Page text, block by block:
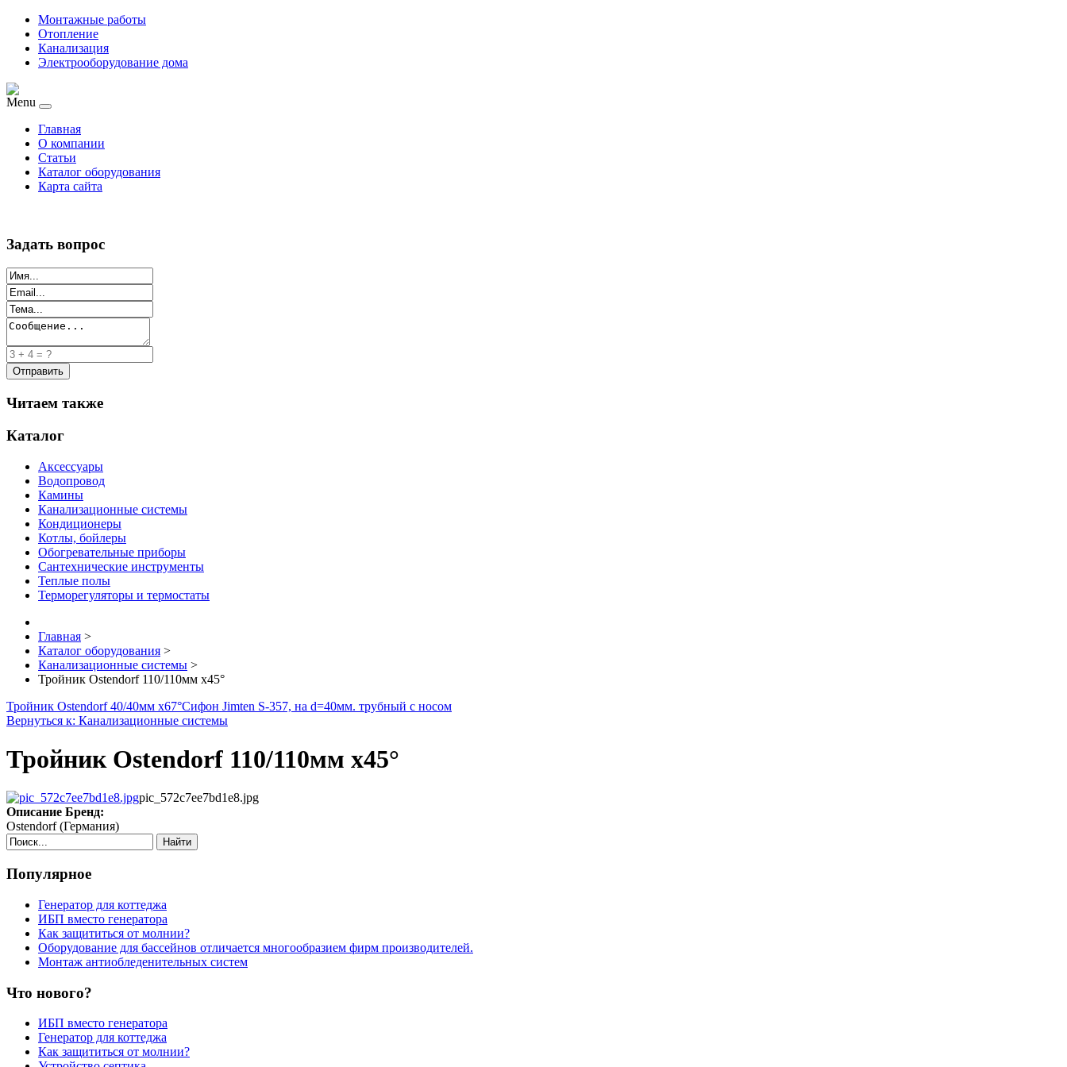
Монтажные работы
Отопление
Канализация
Электрооборудование дома
Menu
Главная
О компании
Статьи
Каталог оборудования
Карта сайта
Задать вопрос
Читаем также
Каталог
Аксессуары
Водопровод
Камины
Канализационные системы
Кондиционеры
Котлы, бойлеры
Обогревательные приборы
Сантехнические инструменты
Теплые полы
Терморегуляторы и термостаты
Главная >
Каталог оборудования >
Канализационные системы >
Тройник Ostendorf 110/110мм x45°
Тройник Ostendorf 40/40мм x67°Сифон Jimten S-357, на d=40мм. трубный с носом
Вернуться к: Канализационные системы
Тройник Ostendorf 110/110мм x45°
pic_572c7ee7bd1e8.jpg
Описание Бренд:
Ostendorf (Германия)
Найти
Популярное
Генератор для коттеджа
ИБП вместо генератора
Как защититься от молнии?
Оборудование для бассейнов отличается многообразием фирм производителей.
Монтаж антиобледенительных систем
Что нового?
ИБП вместо генератора
Генератор для коттеджа
Как защититься от молнии?